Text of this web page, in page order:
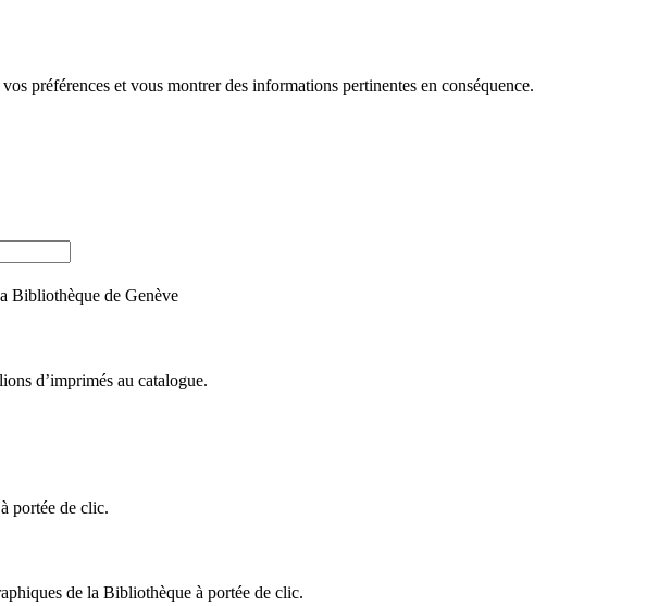
préférences et vous montrer des informations pertinentes en conséquence.
Bibliothèque de Genève
d’imprimés au catalogue.
portée de clic.
de la Bibliothèque à portée de clic.